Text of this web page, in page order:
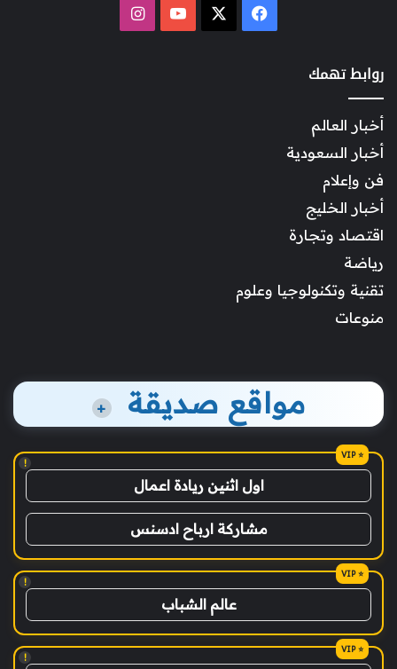
فيسبوك ‫YouTubeانستقرام
روابط تهمك
أخبار العالم
أخبار السعودية
فن وإعلام
أخبار الخليج
اقتصاد وتجارة
رياضة
تقنية وتكنولوجيا وعلوم
منوعات
مواقع صديقة +
!
اول اثنين ريادة اعمال
مشاركة ارباح ادسنس
!
عالم الشباب
!